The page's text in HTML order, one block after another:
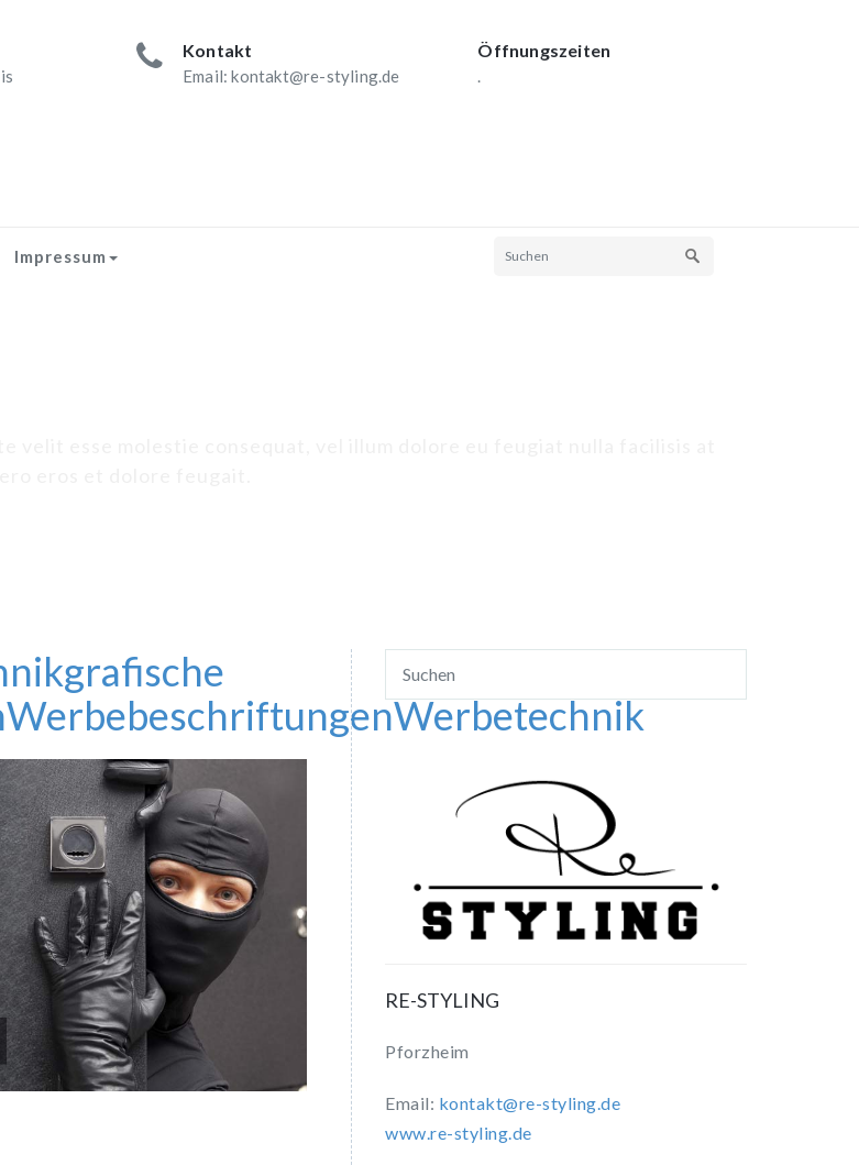
Kontakt
Email: kontakt@re-styling.de
Öffnungszeiten
.
Impressum
grafische
WerbebeschriftungenWerbetechnik
RE-STYLING
Pforzheim
Email: kontakt@re-styling.de
www.re-styling.de